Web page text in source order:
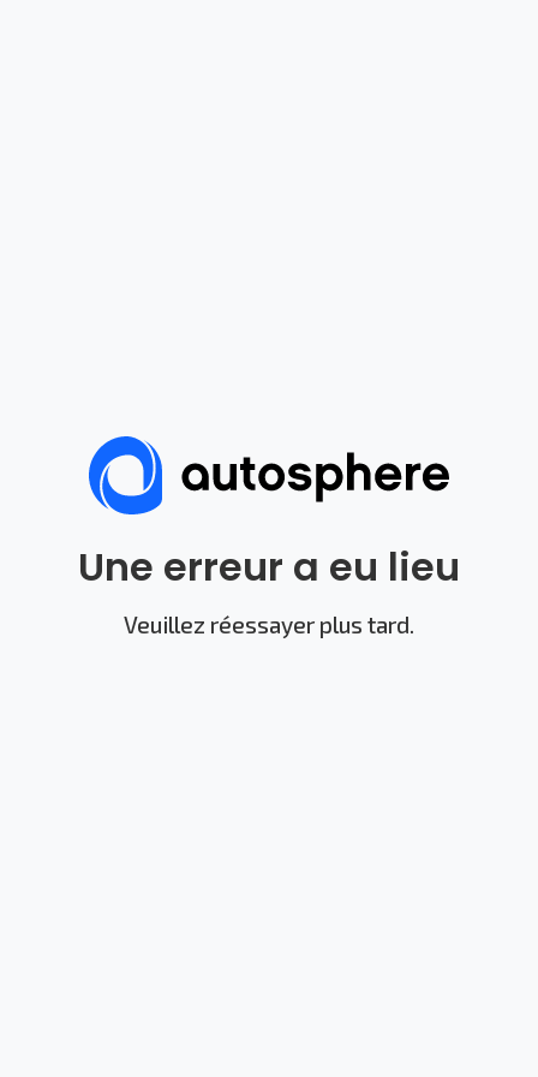
Une erreur a eu lieu
Veuillez réessayer plus tard.